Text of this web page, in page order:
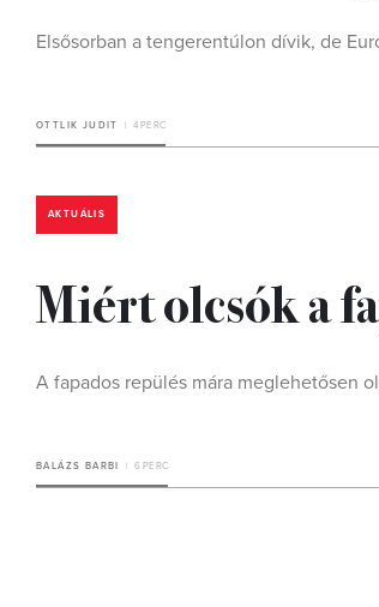
Elsősorban a tengerentúlon dívik, de
OTTLIK JUDIT 4 PERC
AKTUÁLIS
Miért olcsók a
A fapados repülés mára meglehetősen
BALÁZS BARBI 6 PERC